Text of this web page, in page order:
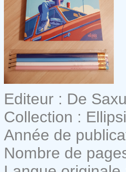
Editeur : De
Collection :
Année de
Nombre de